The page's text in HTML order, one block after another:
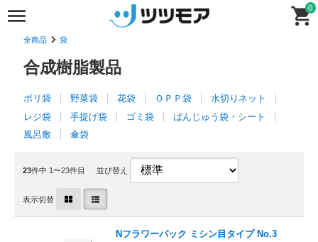
0
全商品 袋
合成樹脂製品
ポリ袋 野菜袋 花袋 ＯＰＰ袋
水切りネット
レジ袋
手提げ袋 ゴミ袋
ばんじゅう袋・シート
風呂敷
傘袋
23件中 1〜23件目 並び替え
表示切替
Nフラワーパック ミシン目タイプ No.3